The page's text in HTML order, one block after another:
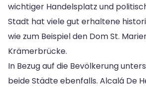
wichtiger Handelsplatz und
Stadt hat viele gut erhaltene
wie zum Beispiel den Dom St.
Krämerbrücke.
In Bezug auf die Bevölkerung
beide Städte ebenfalls. Alcalá De